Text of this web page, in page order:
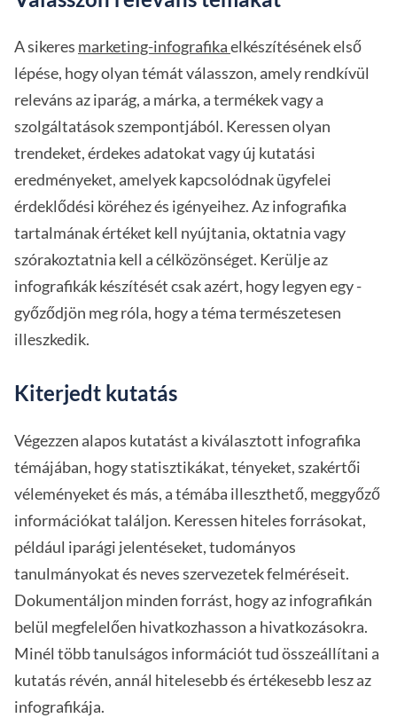
A sikeres marketing-infografikaelkészítésének első
lépése, hogy olyan témát válasszon, amely rendkívül
releváns az iparág, a márka, a termékek vagy a
szolgáltatások szempontjából. Keressen olyan
trendeket, érdekes adatokat vagy új kutatási
eredményeket, amelyek kapcsolódnak ügyfelei
érdeklődési köréhez és igényeihez. Az infografika
tartalmának értéket kell nyújtania, oktatnia vagy
szórakoztatnia kell a célközönséget. Kerülje az
infografikák készítését csak azért, hogy legyen egy -
győződjön meg róla, hogy a téma természetesen
illeszkedik.
Kiterjedt kutatás
Végezzen alapos kutatást a kiválasztott infografika
témájában, hogy statisztikákat, tényeket, szakértői
véleményeket és más, a témába illeszthető, meggyőző
információkat találjon. Keressen hiteles forrásokat,
például iparági jelentéseket, tudományos
tanulmányokat és neves szervezetek felméréseit.
Dokumentáljon minden forrást, hogy az infografikán
belül megfelelően hivatkozhasson a hivatkozásokra.
Minél több tanulságos információt tud összeállítani a
kutatás révén, annál hitelesebb és értékesebb lesz az
infografikája.